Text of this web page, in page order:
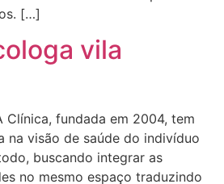
[…]
vila
Clínica, fundada em 2004, tem
na visão de saúde do indivíduo
buscando integrar as
no mesmo espaço traduzindo